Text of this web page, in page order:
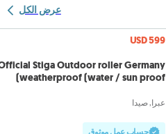
عرض الكل
USD 599
Stiga Outdoor roller Germany
weatherproof (water / sun proof)
عبرا, صيدا
حساب عمل موثوق